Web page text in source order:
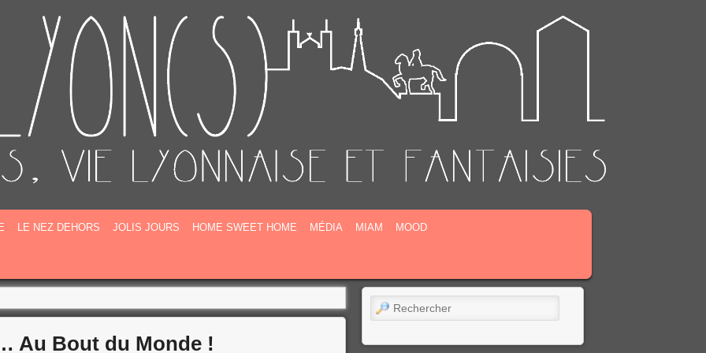
LE NEZ DEHORS JOLIS JOURS HOME SWEET HOME MÉDIA MIAM MOOD
Au Bout du Monde !
Rechercher